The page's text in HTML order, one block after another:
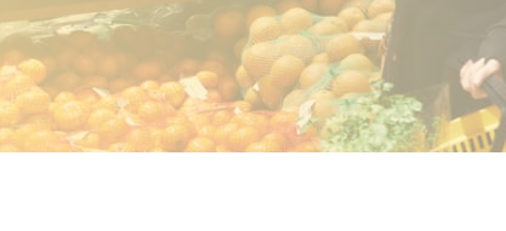
Vacatures en Solliciteren
Werken en leren
Jumbo.com
BBQ gigant webshop